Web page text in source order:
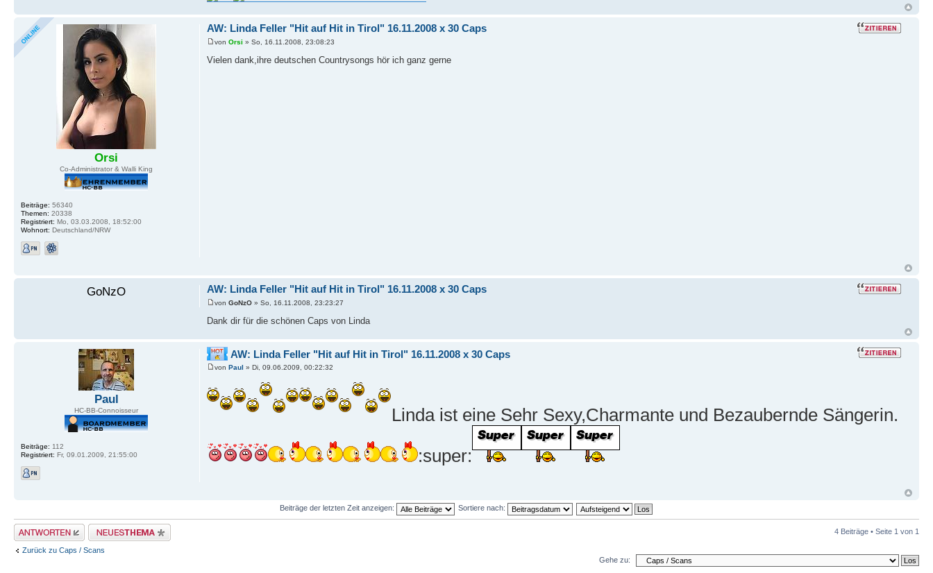
Orsi
Co-Administrator & Walli King
Beiträge: 56340
Themen: 20338
Registriert: Mo, 03.03.2008, 18:52:00
Wohnort: Deutschland/NRW
AW: Linda Feller "Hit auf Hit in Tirol" 16.11.2008 x 30 Caps
von Orsi » So, 16.11.2008, 23:08:23
Vielen dank,ihre deutschen Countrysongs hör ich ganz gerne
GoNzO AW: Linda Feller "Hit auf Hit in Tirol" 16.11.2008 x 30 Caps
von GoNzO» So, 16.11.2008, 23:23:27
Dank dir für die schönen Caps von Linda
Paul
HC-BB-Connoisseur
Beiträge: 112
Registriert: Fr, 09.01.2009, 21:55:00
AW: Linda Feller "Hit auf Hit in Tirol" 16.11.2008 x 30 Caps
von Paul » Di, 09.06.2009, 00:22:32
Linda ist eine Sehr Sexy,Charmante und Bezaubernde Sängerin.
:super:
Beiträge der letzten Zeit anzeigen: Sortiere nach:
Antwort erstellen Neues Thema erstellen 4 Beiträge • Seite 1 von 1
Zurück zu Caps / Scans
Gehe zu: